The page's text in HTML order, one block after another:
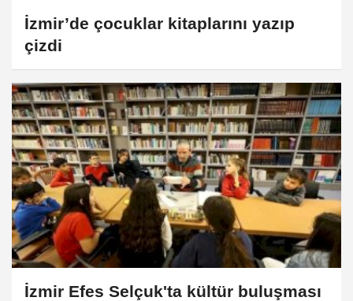
İzmir’de çocuklar kitaplarını yazıp
çizdi
İzmir Efes Selçuk'ta kültür buluşması